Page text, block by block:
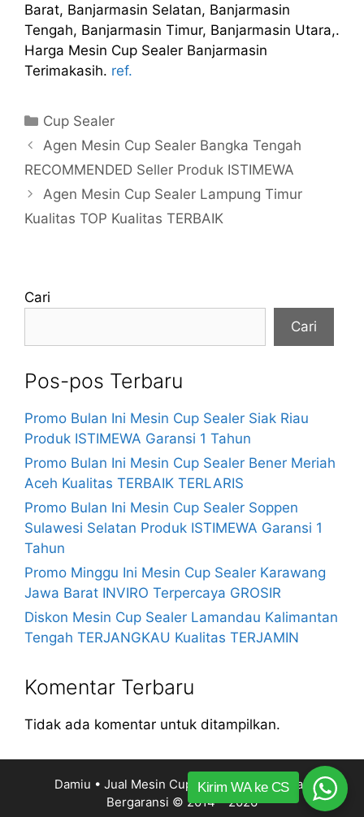
Barat, Banjarmasin Selatan, Banjarmasin
Tengah, Banjarmasin Timur, Banjarmasin Utara,.
Harga Mesin Cup Sealer Banjarmasin
Terimakasih. ref.
Kategori
Cup Sealer
Agen Mesin Cup Sealer Bangka Tengah
RECOMMENDED Seller Produk ISTIMEWA
Agen Mesin Cup Sealer Lampung Timur
Kualitas TOP Kualitas TERBAIK
Cari
Cari
Pos-pos Terbaru
Promo Bulan Ini Mesin Cup Sealer Siak Riau
Produk ISTIMEWA Garansi 1 Tahun
Promo Bulan Ini Mesin Cup Sealer Bener Meriah
Aceh Kualitas TERBAIK TERLARIS
Promo Bulan Ini Mesin Cup Sealer Soppen
Sulawesi Selatan Produk ISTIMEWA Garansi 1
Tahun
Promo Minggu Ini Mesin Cup Sealer Karawang
Jawa Barat INVIRO Terpercaya GROSIR
Diskon Mesin Cup Sealer Lamandau Kalimantan
Tengah TERJANGKAU Kualitas TERJAMIN
Komentar Terbaru
Tidak ada komentar untuk ditampilkan.
Damiu • Jual Mesin Cup Sealer Harga Murah
Bergaransi © 2014 – 2026
Kirim WA ke CS